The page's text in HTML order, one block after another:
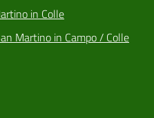
in Colle
Martino in Campo / Colle